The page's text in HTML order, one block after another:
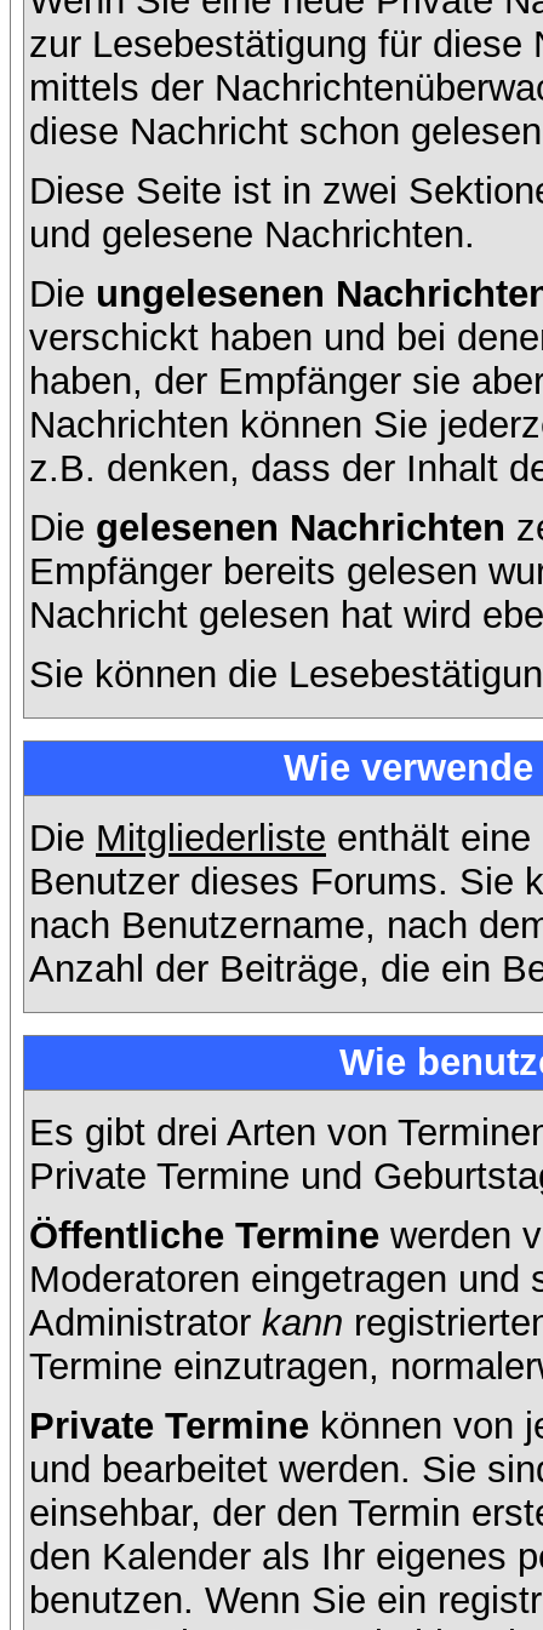
zur Lesebestätigung für diese
mittels der
diese Nachricht schon
Diese Seite ist in zwei
und gelesene Nachrichten.
Die ungelesenen
verschickt haben und bei
haben, der Empfänger sie
Nachrichten können Sie
z.B. denken, dass der Inhalt
Die gelesenen Nachrichten
Empfänger bereits gelesen
Nachricht gelesen hat wird
Sie können die
Wie
Die Mitgliederliste enthält
Benutzer dieses Forums. Sie
nach Benutzername, nach
Anzahl der Beiträge, die ein
Wie
Es gibt drei Arten von
Private Termine und
Öffentliche Termine werden
Moderatoren eingetragen und
Administrator kann
Termine einzutragen,
Private Termine können von
und bearbeitet werden. Sie
einsehbar, der den Termin
den Kalender als Ihr eigenes
benutzen. Wenn Sie ein